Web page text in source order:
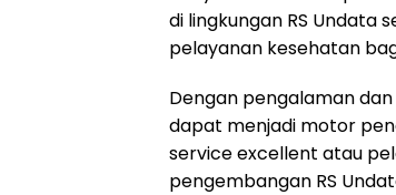
di lingkungan RS
pelayanan kesehatan
Dengan pengalaman
dapat menjadi motor
service excellent atau
pengembangan RS